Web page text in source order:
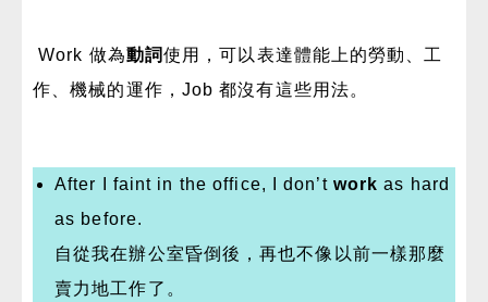
Work 做為動詞使用，可以表達體能上的勞動、工
作、機械的運作，Job 都沒有這些用法。
After I faint in the office, I don’t work as hard
as before.
自從我在辦公室昏倒後，再也不像以前一樣那麼
賣力地工作了。